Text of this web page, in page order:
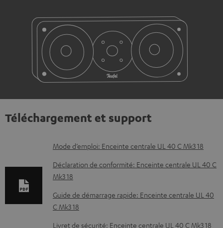
Téléchargement et support
D
o
c
u
m
e
Mode d’emploi: Enceinte centrale UL 40 C Mk3 18
Déclaration de conformité: Enceinte centrale UL 40 C
Mk3 18
Guide de démarrage rapide: Enceinte centrale UL 40
C Mk3 18
Livret de sécurité: Enceinte centrale UL 40 C Mk3 18